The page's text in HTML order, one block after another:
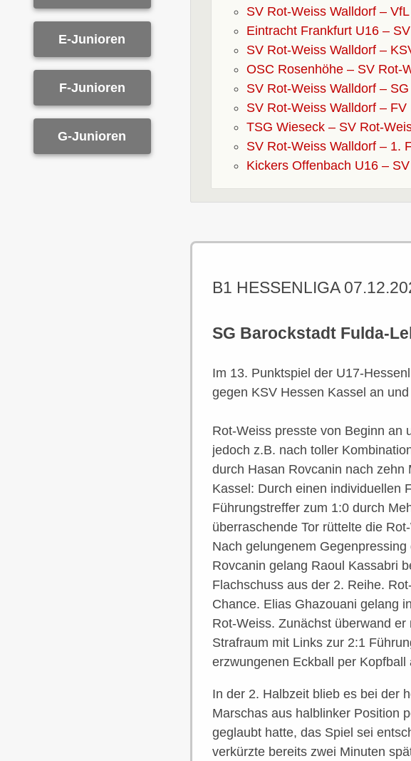
SV Rot-Weiss Walldorf –
Eintracht Frankfurt U16 –
SV Rot-Weiss Walldorf –
OSC Rosenhöhe – SV Rot-
SV Rot-Weiss Walldorf –
SV Rot-Weiss Walldorf –
TSG Wieseck – SV Rot-
SV Rot-Weiss Walldorf – 1.
Kickers Offenbach U16 –
B1 HESSENLIGA
SG Barockstadt Fulda-
Im 13. Punktspiel der U17-
gegen KSV Hessen Kassel an
Rot-Weiss presste von Beginn an
jedoch z.B. nach toller
durch Hasan Rovcanin nach
Kassel: Durch einen individuellen
Führungstreffer zum 1:0 durch
überraschende Tor rüttelte die
Nach gelungenem
Rovcanin gelang Raoul Kassabri
Flachschuss aus der 2. Reihe.
Chance. Elias Ghazouani gelang
Rot-Weiss. Zunächst überwand
Strafraum mit Links zur 2:1
erzwungenen Eckball per
In der 2. Halbzeit blieb es bei der
Marschas aus halblinker Position
geglaubt hatte, das Spiel sei
verkürzte bereits zwei Minuten
E-Junioren
F-Junioren
G-Junioren